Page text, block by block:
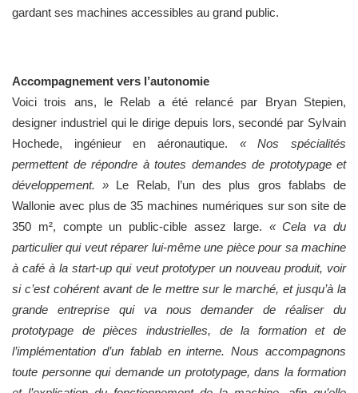
gardant ses machines accessibles au grand public.
Accompagnement vers l’autonomie
Voici trois ans, le Relab a été relancé par Bryan Stepien,
designer industriel qui le dirige depuis lors, secondé par Sylvain
Hochede, ingénieur en aéronautique. « Nos spécialités
permettent de répondre à toutes demandes de prototypage et
développement. » Le Relab, l’un des plus gros fablabs de
Wallonie avec plus de 35 machines numériques sur son site de
350 m², compte un public-cible assez large. « Cela va du
particulier qui veut réparer lui-même une pièce pour sa machine
à café à la start-up qui veut prototyper un nouveau produit, voir
si c’est cohérent avant de le mettre sur le marché, et jusqu’à la
grande entreprise qui va nous demander de réaliser du
prototypage de pièces industrielles, de la formation et de
l’implémentation d’un fablab en interne. Nous accompagnons
toute personne qui demande un prototypage, dans la formation